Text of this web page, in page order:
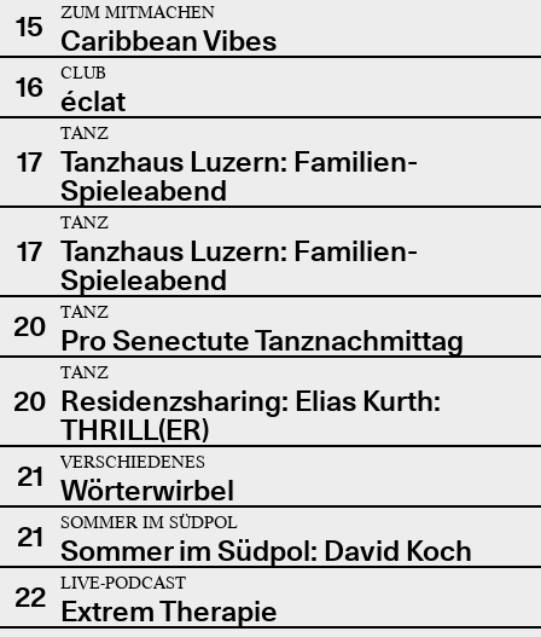
15
ZUM MITMACHEN
Caribbean Vibes
16
CLUB
éclat
17
TANZ
Tanzhaus Luzern: Familien-
Spieleabend
17
TANZ
Tanzhaus Luzern: Familien-
Spieleabend
20
TANZ
Pro Senectute Tanznachmittag
20
TANZ
Residenzsharing: Elias Kurth:
THRILL(ER)
21
VERSCHIEDENES
Wörterwirbel
21
SOMMER IM SÜDPOL
Sommer im Südpol: David Koch
22
LIVE-PODCAST
Extrem Therapie